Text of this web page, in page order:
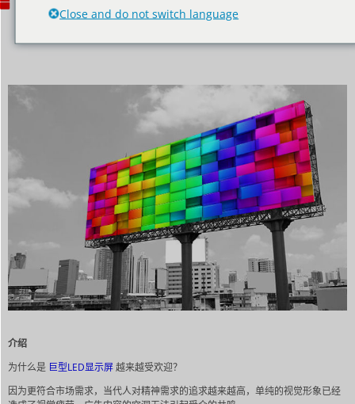
2023年2月15日
介绍
为什么是 巨型LED显示屏越来越受欢迎？
因为更符合市场需求，当代人对精神需求的追求越来越高，单纯的视觉形象已经
Close and do not switch language